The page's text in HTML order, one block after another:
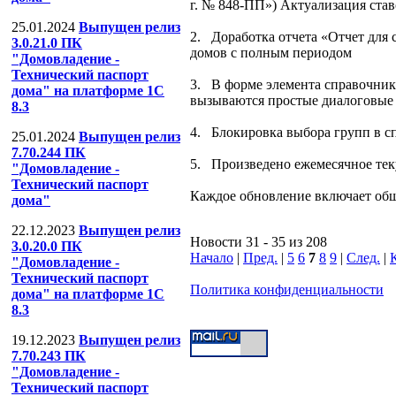
25.01.2024 Выпущен релиз
3.0.21.0 ПК
"Домовладение -
Технический паспорт
дома" на платформе 1С
8.3
25.01.2024 Выпущен релиз
7.70.244 ПК
"Домовладение -
Технический паспорт
дома"
22.12.2023 Выпущен релиз
3.0.20.0 ПК
"Домовладение -
Технический паспорт
дома" на платформе 1С
8.3
19.12.2023 Выпущен релиз
7.70.243 ПК
"Домовладение -
Технический паспорт
г. № 848-ПП») Актуализация
2. Доработка отчета «Отчет
домов с полным периодом
3. В форме элемента
вызываются простые
4. Блокировка выбора групп в
5. Произведено ежемесячное
Каждое обновление включает
Новости 31 - 35 из 208
Начало | Пред. | 5 6 7 8 9 | След. |
Политика конфиденциальности